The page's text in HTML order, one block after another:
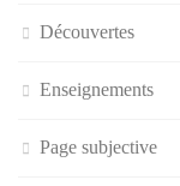
Découvertes
Enseignements
Page subjective